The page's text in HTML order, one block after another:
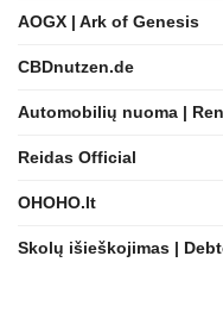
AOGX | Ark of Genesis
CBDnutzen.de
Automobilių nuoma |
Reidas Official
OHOHO.lt
Skolų išieškojimas |